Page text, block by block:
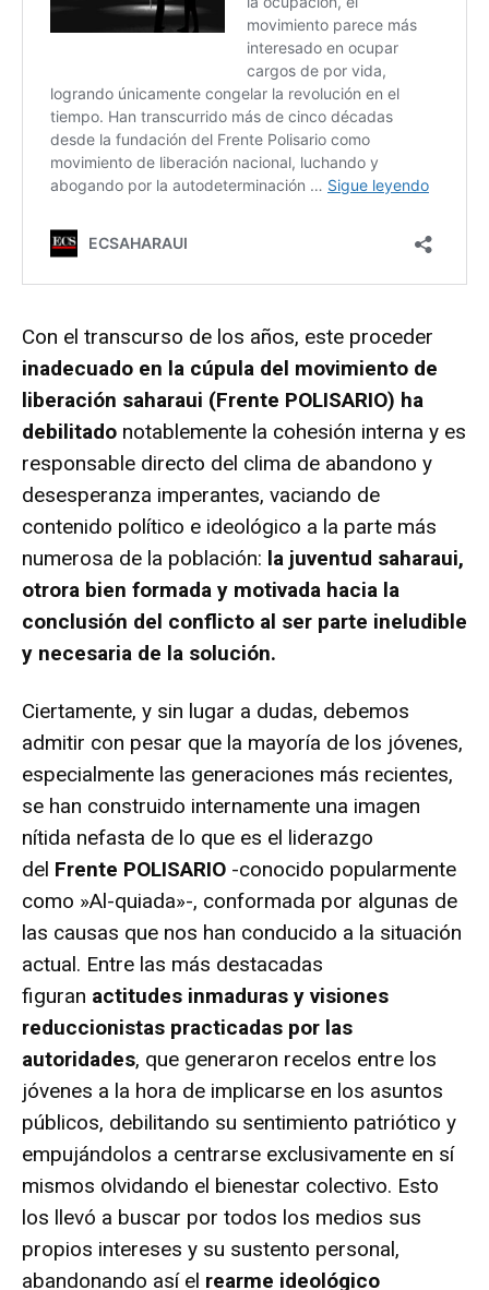
Con el transcurso de los años, este proceder
inadecuado en la cúpula del movimiento de
liberación saharaui (Frente POLISARIO) ha
debilitado notablemente la cohesión interna y es
responsable directo del clima de abandono y
desesperanza imperantes, vaciando de
contenido político e ideológico a la parte más
numerosa de la población: la juventud saharaui,
otrora bien formada y motivada hacia la
conclusión del conflicto al ser parte ineludible
y necesaria de la solución.
Ciertamente, y sin lugar a dudas, debemos
admitir con pesar que la mayoría de los jóvenes,
especialmente las generaciones más recientes,
se han construido internamente una imagen
nítida nefasta de lo que es el liderazgo
del Frente POLISARIO -conocido popularmente
como »Al-quiada»-, conformada por algunas de
las causas que nos han conducido a la situación
actual. Entre las más destacadas
figuran actitudes inmaduras y visiones
reduccionistas practicadas por las
autoridades, que generaron recelos entre los
jóvenes a la hora de implicarse en los asuntos
públicos, debilitando su sentimiento patriótico y
empujándolos a centrarse exclusivamente en sí
mismos olvidando el bienestar colectivo. Esto
los llevó a buscar por todos los medios sus
propios intereses y su sustento personal,
abandonando así el rearme ideológico